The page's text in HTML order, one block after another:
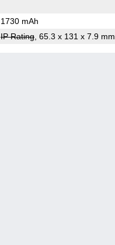
1730 mAh
IP Rating, 65.3 x 131 x 7.9 mm